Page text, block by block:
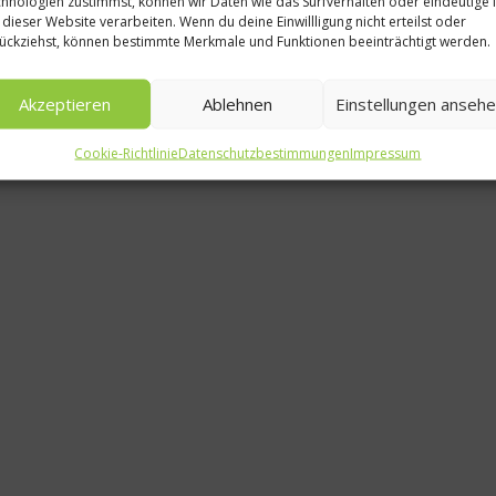
dieser Website verarbeiten. Wenn du deine Einwillligung nicht erteilst oder
können bestimmte Merkmale und Funktionen beeinträchtigt werden.
Akzeptieren Ablehnen Einstellungen
Cookie-RichtlinieDatenschutzbestimmungenImpressum
mit